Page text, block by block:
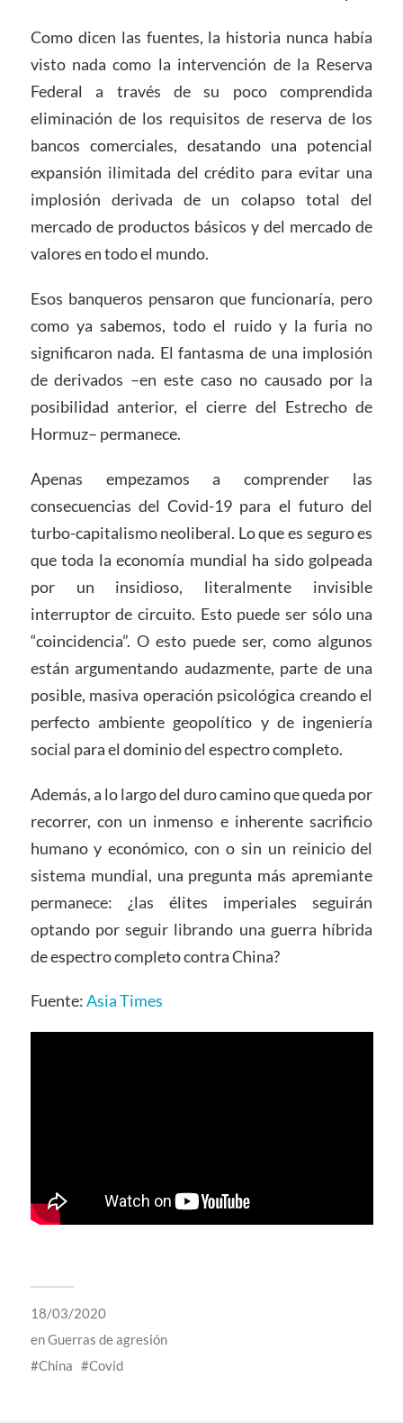
Como dicen las fuentes, la historia nunca había
visto nada como la intervención de la Reserva
Federal a través de su poco comprendida
eliminación de los requisitos de reserva de los
bancos comerciales, desatando una potencial
expansión ilimitada del crédito para evitar una
implosión derivada de un colapso total del
mercado de productos básicos y del mercado de
valores en todo el mundo.
Esos banqueros pensaron que funcionaría, pero
como ya sabemos, todo el ruido y la furia no
significaron nada. El fantasma de una implosión
de derivados –en este caso no causado por la
posibilidad anterior, el cierre del Estrecho de
Hormuz– permanece.
Apenas empezamos a comprender las
consecuencias del Covid-19 para el futuro del
turbo-capitalismo neoliberal. Lo que es seguro es
que toda la economía mundial ha sido golpeada
por un insidioso, literalmente invisible
interruptor de circuito. Esto puede ser sólo una
“coincidencia”. O esto puede ser, como algunos
están argumentando audazmente, parte de una
posible, masiva operación psicológica creando el
perfecto ambiente geopolítico y de ingeniería
social para el dominio del espectro completo.
Además, a lo largo del duro camino que queda por
recorrer, con un inmenso e inherente sacrificio
humano y económico, con o sin un reinicio del
sistema mundial, una pregunta más apremiante
permanece: ¿las élites imperiales seguirán
optando por seguir librando una guerra híbrida
de espectro completo contra China?
Fuente:Asia Times
18/03/2020
enGuerras de agresión
China
Covid